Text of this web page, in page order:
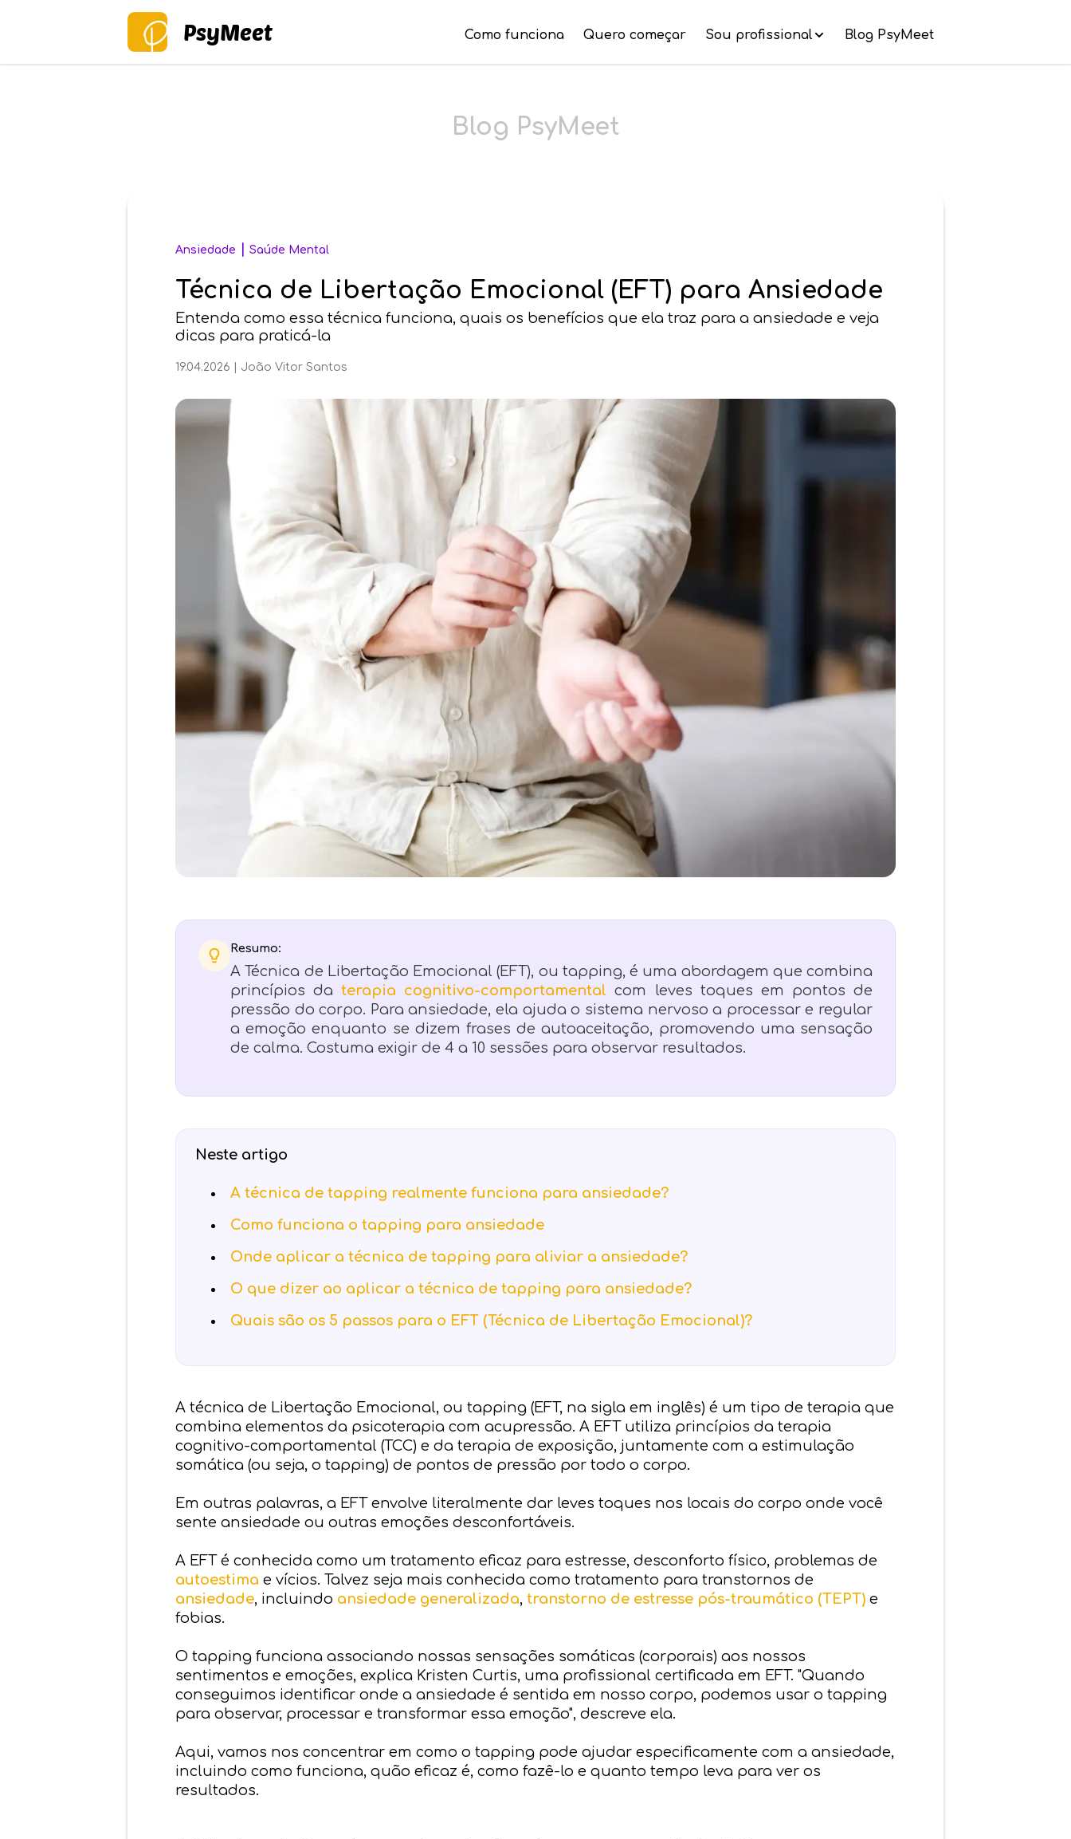
PsyMeet Como funciona Quero começar Sou profissional Blog PsyMeet
Blog PsyMeet
Ansiedade Saúde Mental
Técnica de Libertação Emocional (EFT) para Ansiedade
Entenda como essa técnica funciona, quais os benefícios que ela traz para a ansiedade e veja
dicas para praticá-la
19.04.2026 João Vitor Santos
Resumo:
A Técnica de Libertação Emocional (EFT), ou tapping, é uma abordagem que combina
princípios daterapia cognitivo-comportamental com leves toques em pontos de
pressão do corpo. Para ansiedade, ela ajuda o sistema nervoso a processar e regular
a emoção enquanto se dizem frases de autoaceitação, promovendo uma sensação
de calma. Costuma exigir de 4 a 10 sessões para observar resultados.
Neste artigo
A técnica de tapping realmente funciona para ansiedade?
Como funciona o tapping para ansiedade
Onde aplicar a técnica de tapping para aliviar a ansiedade?
O que dizer ao aplicar a técnica de tapping para ansiedade?
Quais são os 5 passos para o EFT (Técnica de Libertação Emocional)?
A técnica de Libertação Emocional, ou tapping (EFT, na sigla em inglês) é um tipo de terapia que
combina elementos da psicoterapia com acupressão. A EFT utiliza princípios da terapia
cognitivo-comportamental (TCC) e da terapia de exposição, juntamente com a estimulação
somática (ou seja, o tapping) de pontos de pressão por todo o corpo.
Em outras palavras, a EFT envolve literalmente dar leves toques nos locais do corpo onde você
sente ansiedade ou outras emoções desconfortáveis.
A EFT é conhecida como um tratamento eficaz para estresse, desconforto físico, problemas de
autoestima e vícios. Talvez seja mais conhecida como tratamento para transtornos de
ansiedade, incluindo ansiedade generalizada, transtorno de estresse pós-traumático (TEPT) e
fobias.
O tapping funciona associando nossas sensações somáticas (corporais) aos nossos
sentimentos e emoções, explica Kristen Curtis, uma profissional certificada em EFT. "Quando
conseguimos identificar onde a ansiedade é sentida em nosso corpo, podemos usar o tapping
para observar, processar e transformar essa emoção", descreve ela.
Aqui, vamos nos concentrar em como o tapping pode ajudar especificamente com a ansiedade,
incluindo como funciona, quão eficaz é, como fazê-lo e quanto tempo leva para ver os
resultados.